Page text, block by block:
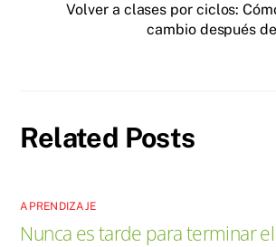
Volver a clases por ciclos:
cambio después
Related Posts
APRENDIZAJE
Nunca es tarde para terminar